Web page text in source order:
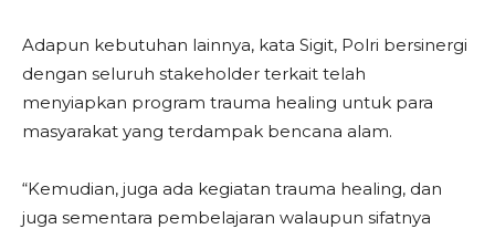
Adapun kebutuhan lainnya, kata Sigit, Polri bersinergi
dengan seluruh stakeholder terkait telah
menyiapkan program trauma healing untuk para
masyarakat yang terdampak bencana alam.
“Kemudian, juga ada kegiatan trauma healing, dan
juga sementara pembelajaran walaupun sifatnya